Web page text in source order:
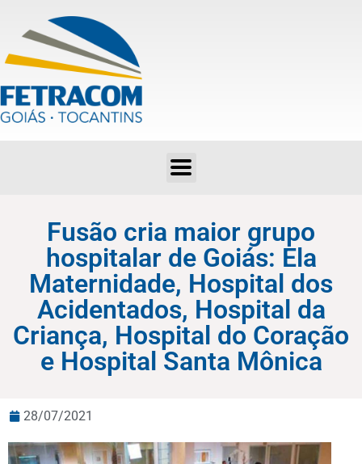
Fusão cria maior grupo
hospitalar de Goiás: Ela
Maternidade, Hospital dos
Acidentados, Hospital da
Criança, Hospital do Coração
e Hospital Santa Mônica
28/07/2021